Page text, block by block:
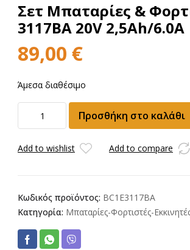
Σετ Μπαταρίες &
3117BA 20V 2,5Ah/6.0A
89,00 €
Άμεσα διαθέσιμο
Μπαταρίες
Φορτιστής
2,5Ah/6.0A
ποσότητα
Προσθήκη στο καλάθι
Add to wishlist Add to compare
Κωδικός προϊόντος: BC1E3117BA
Κατηγορία: Μπαταρίες-Φορτιστές-